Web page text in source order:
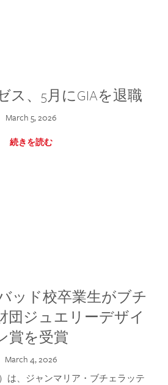
ス、5月にGIAを退職
March 5, 2026
続きを読む
ッド校卒業生がブチ
団ジュエリーデザイ
賞を受賞
March 4, 2026
は、ジャンマリア・ブチェラッテ